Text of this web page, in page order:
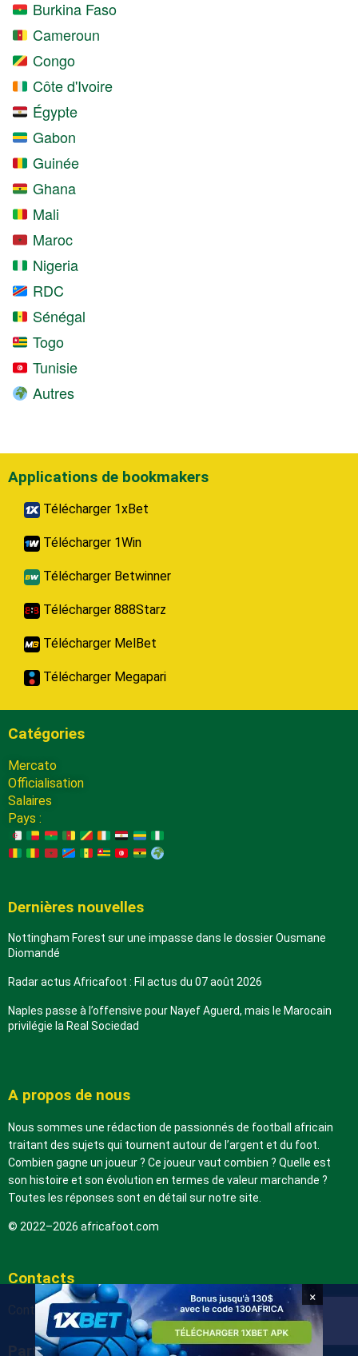
Burkina Faso
Cameroun
Congo
Côte d'Ivoire
Égypte
Gabon
Guinée
Ghana
Mali
Maroc
Nigeria
RDC
Sénégal
Togo
Tunisie
Autres
Applications de bookmakers
Télécharger 1xBet
Télécharger 1Win
Télécharger Betwinner
Télécharger 888Starz
Télécharger MelBet
Télécharger Megapari
Catégories
Mercato
Officialisation
Salaires
Pays :
Dernières nouvelles
Nottingham Forest sur une impasse dans le dossier Ousmane
Diomandé
Radar actus Africafoot : Fil actus du 07 août 2026
Naples passe à l’offensive pour Nayef Aguerd, mais le Marocain
privilégie la Real Sociedad
A propos de nous
Nous sommes une rédaction de passionnés de football africain
traitant des sujets qui tournent autour de l’argent et du foot.
Combien gagne un joueur ? Ce joueur vaut combien ? Quelle est
son histoire et son évolution en termes de valeur marchande ?
Toutes les réponses sont en détail sur notre site.
© 2022–2026 africafoot.com
Contacts
Contactez-nous
Partenaires
×